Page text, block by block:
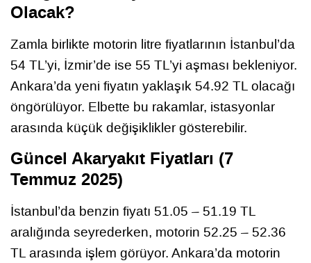
Olacak?
Zamla birlikte motorin litre fiyatlarının İstanbul’da
54 TL’yi, İzmir’de ise 55 TL’yi aşması bekleniyor.
Ankara’da yeni fiyatın yaklaşık 54.92 TL olacağı
öngörülüyor. Elbette bu rakamlar, istasyonlar
arasında küçük değişiklikler gösterebilir.
Güncel Akaryakıt Fiyatları (7
Temmuz 2025)
İstanbul’da benzin fiyatı 51.05 – 51.19 TL
aralığında seyrederken, motorin 52.25 – 52.36
TL arasında işlem görüyor. Ankara’da motorin